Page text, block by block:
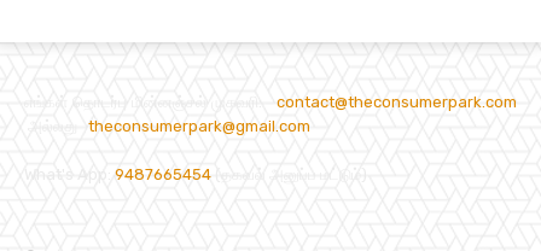
contact@theconsumerpark.com
theconsumerpark@gmail.com
9487665454